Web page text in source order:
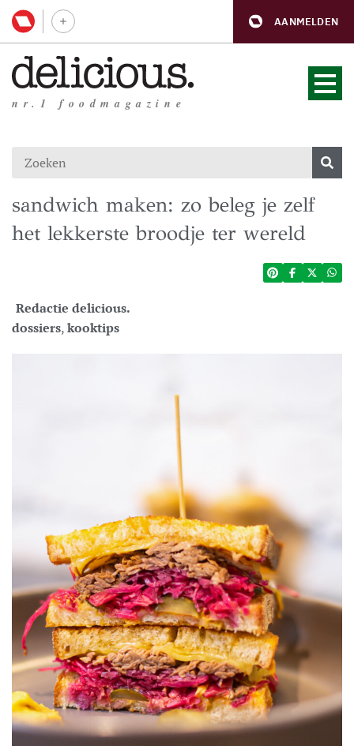
AANMELDEN
nr.1 foodmagazine
sandwich maken: zo beleg je zelf
het lekkerste broodje ter wereld
Redactie delicious.
dossiers,kooktips